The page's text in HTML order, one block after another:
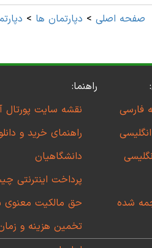
صفحه اصلی > دپارتمان ها >
فارسی
شده
راهنما:
نقشه سایت
راهنمای خرید و
دانشگاهیان
پرداخت اینترنتی
حق مالکیت معنوی
تخمین هزینه و